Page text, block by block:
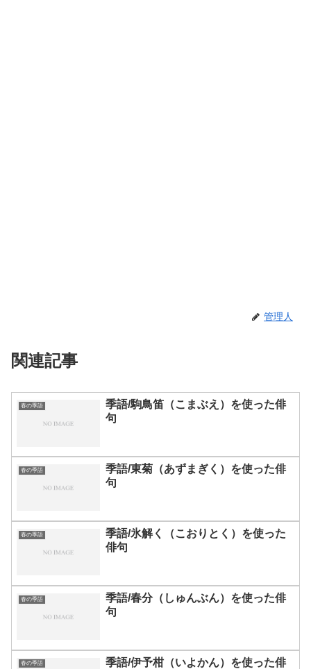
管理人
関連記事
春の季語
季語/駒鳥笛（こまぶえ）を使った俳
句
春の季語
季語/東菊（あずまぎく）を使った俳
句
春の季語
季語/氷解く（こおりとく）を使った
俳句
春の季語
季語/春分（しゅんぶん）を使った俳
句
春の季語
季語/伊予柑（いよかん）を使った俳